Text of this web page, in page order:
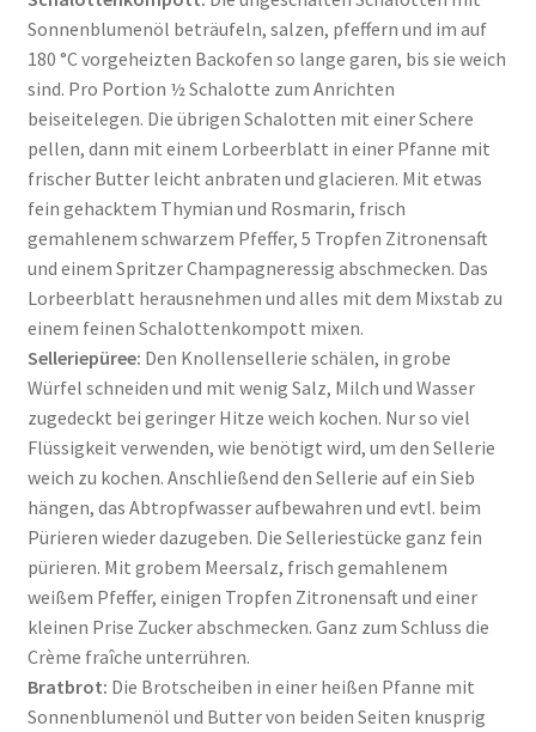
Sonnenblumenöl beträufeln, salzen, pfeffern und im auf
180 °C vorgeheizten Backofen so lange garen, bis sie weich
sind. Pro Portion ½ Schalotte zum Anrichten
beiseitelegen. Die übrigen Schalotten mit einer Schere
pellen, dann mit einem Lorbeerblatt in einer Pfanne mit
frischer Butter leicht anbraten und glacieren. Mit etwas
fein gehacktem Thymian und Rosmarin, frisch
gemahlenem schwarzem Pfeffer, 5 Tropfen Zitronensaft
und einem Spritzer Champagneressig abschmecken. Das
Lorbeerblatt herausnehmen und alles mit dem Mixstab zu
einem feinen Schalottenkompott mixen.
Selleriepüree: Den Knollensellerie schälen, in grobe
Würfel schneiden und mit wenig Salz, Milch und Wasser
zugedeckt bei geringer Hitze weich kochen. Nur so viel
Flüssigkeit verwenden, wie benötigt wird, um den Sellerie
weich zu kochen. Anschließend den Sellerie auf ein Sieb
hängen, das Abtropfwasser aufbewahren und evtl. beim
Pürieren wieder dazugeben. Die Selleriestücke ganz fein
pürieren. Mit grobem Meersalz, frisch gemahlenem
weißem Pfeffer, einigen Tropfen Zitronensaft und einer
kleinen Prise Zucker abschmecken. Ganz zum Schluss die
Crème fraîche unterrühren.
Bratbrot: Die Brotscheiben in einer heißen Pfanne mit
Sonnenblumenöl und Butter von beiden Seiten knusprig